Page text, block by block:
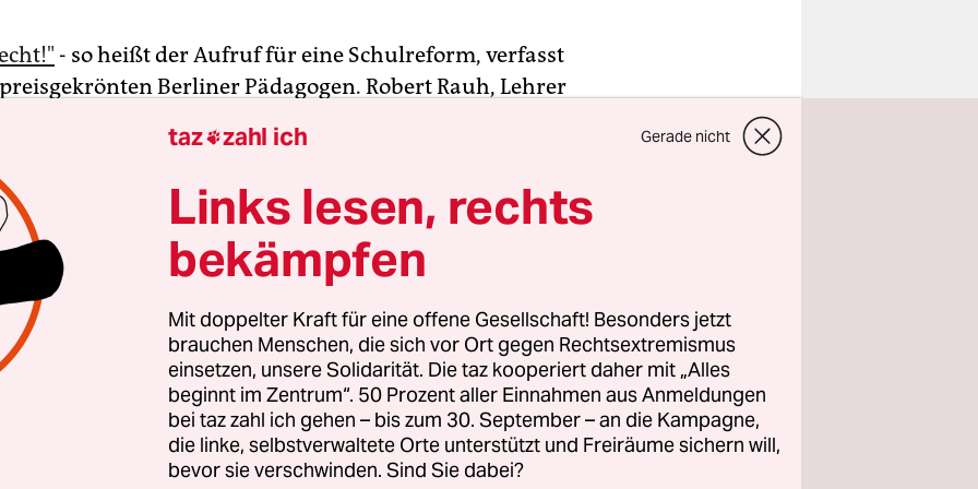
- so heißt der Aufruf für eine Schulreform, verfasst
Berliner Pädagogen. Robert Rauh, Lehrer
wurde Anfang des Monats mit dem Deutschen
ausgezeichnet - vorgeschlagen von seinen SchülerInnen.
46-Jährige mit einem 10-Punkte-Reformprogramm Kritik
Bildungssystem. Der Aufruf sei das Resultat von
mit SchülerInnen, LehrerInnen und Eltern, die er seit
sagt Rauh.
richtet sich dabei auch gegen Vorurteile gegenüber dem
Das sei weder eine Katastrophe noch würden die
immer dümmer werden. Pauschalkritik an der
lehnt Rauh ab: "Mir geht es nicht um Politikerschelte,
taz zahl ich Gerade nicht
Links lesen, rechts
bekämpfen
Mit doppelter Kraft für eine offene Gesellschaft! Besonders jetzt
brauchen Menschen, die sich vor Ort gegen Rechtsextremismus
einsetzen, unsere Solidarität. Die taz kooperiert daher mit „Alles
beginnt im Zentrum“. 50 Prozent aller Einnahmen aus Anmeldungen
bei taz zahl ich gehen – bis zum 30. September – an die Kampagne,
die linke, selbstverwaltete Orte unterstützt und Freiräume sichern will,
bevor sie verschwinden. Sind Sie dabei?